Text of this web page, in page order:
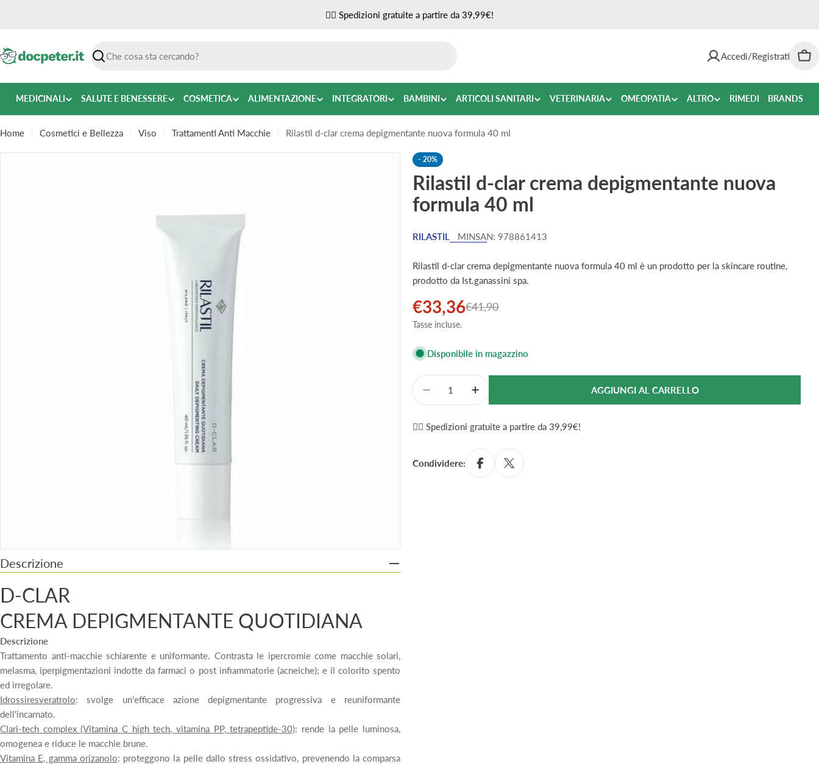
✌🏼 Spedizioni gratuite a partire da 39,99€!
Ricerca
Accedi/Registrati
MEDICINALI SALUTE E BENESSERE COSMETICA ALIMENTAZIONE INTEGRATORI BAMBINI ARTICOLI SANITARI VETERINARIA OMEOPATIA ALTRO RIMEDI BRANDS
Home Cosmetici e Bellezza Viso Trattamenti Anti Macchie Rilastil d-clar crema depigmentante nuova formula 40 ml
Descrizione
D-CLAR
CREMA DEPIGMENTANTE QUOTIDIANA
Descrizione
Trattamento anti-macchie schiarente e uniformante. Contrasta le ipercromie come macchie solari,
melasma, iperpigmentazioni indotte da farmaci o post infiammatorie (acneiche); e il colorito spento
ed irregolare.
Idrossiresveratrolo: svolge un'efficace azione depigmentante progressiva e reuniformante
dell'incarnato.
Clari-tech complex (Vitamina C high tech, vitamina PP, tetrapeptide-30): rende la pelle luminosa,
omogenea e riduce le macchie brune.
Vitamina E, gamma orizanolo: proteggono la pelle dallo stress ossidativo, prevenendo la comparsa
- 20%
Rilastil d-clar crema depigmentante nuova
formula 40 ml
RILASTIL MINSAN: 978861413
Rilastil d-clar crema depigmentante nuova formula 40 ml è un prodotto per la skincare routine,
prodotto da Ist.ganassini spa.
Prezzo
di
vendita
€33,36
Prezzo
normale
€41,90
Tasse incluse.
Disponibile in magazzino
Quantità
Diminuisci La Quantità Per Rilastil D-Clar Crema Depigmentante Nuova
Aumenta La Quantità Per Rilastil D-Clar Crema Depigmentante
AGGIUNGI AL CARRELLO
✌🏼 Spedizioni gratuite a partire da 39,99€!
Condividere: